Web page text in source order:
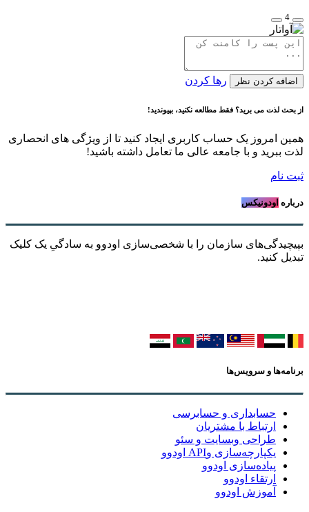
4
اضافه کردن نظر رها کردن
از بحث لذت می برید؟ فقط مطالعه نکنید، بپیوندید!
همین امروز یک حساب کاربری ایجاد کنید تا از ویژگی های انحصاری
لذت ببرید و با جامعه عالی ما تعامل داشته باشید!
ثبت نام
درباره اودونیکس
بپیچیدگی‌های سازمان را با شخصی‌سازی اودوو به سادگیِ یک کلیک
تبدیل کنید.
برنامه‌ها و سرویس‌ها
حسابداری و حسابرسی
ارتباط با مشتریان
طراحی وبسایت و سئو
یکپارچه‌سازی وAPI اودوو
پیاده‌سازی اودوو
ارتقاء اودوو
آموزش اودوو